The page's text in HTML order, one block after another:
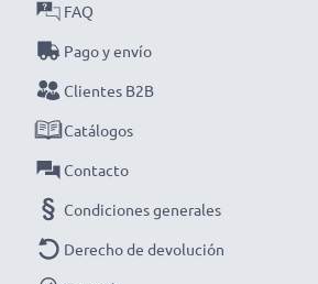
Cada batería CELLONIC pasa por
controles de calidad para
rendimiento y duración. ¡Haz tu
entrega rápida y garantía de 3
FAQ
Pago y envío
Clientes B2B
Catálogos
Contacto
Condiciones generales
Derecho de devolución